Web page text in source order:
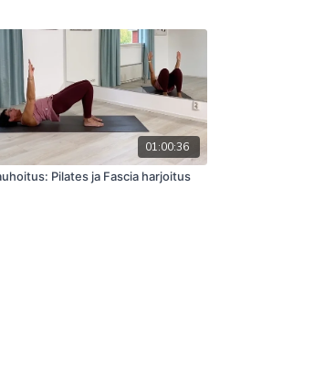
01:00:36
Pilates ja Fascia harjoitus